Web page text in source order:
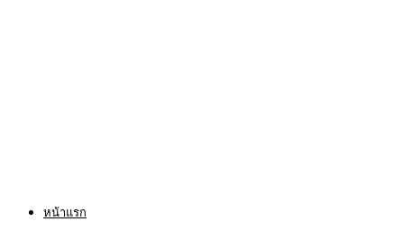
หน้าแรก